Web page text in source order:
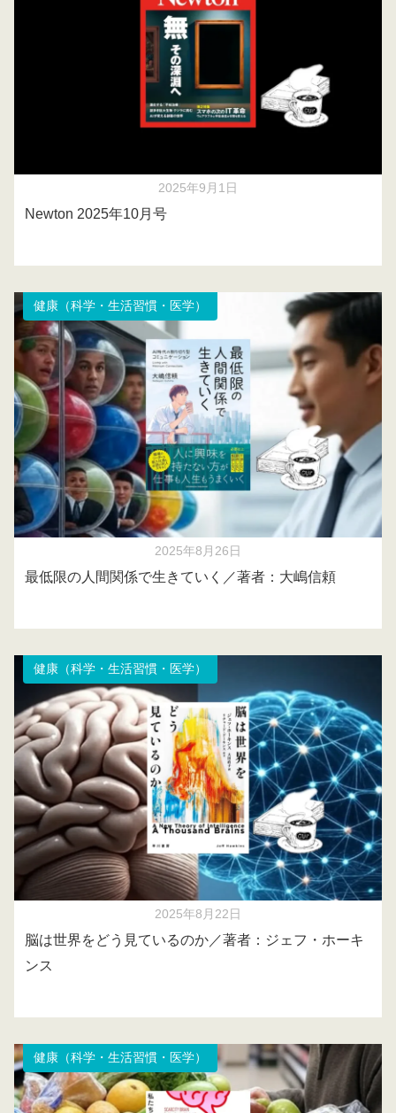
2025年9月1日
Newton 2025年10月号
健康（科学・生活習慣・医学）
2025年8月26日
最低限の人間関係で生きていく／著者：大嶋信頼
健康（科学・生活習慣・医学）
2025年8月22日
脳は世界をどう見ているのか／著者：ジェフ・ホーキ
ンス
健康（科学・生活習慣・医学）